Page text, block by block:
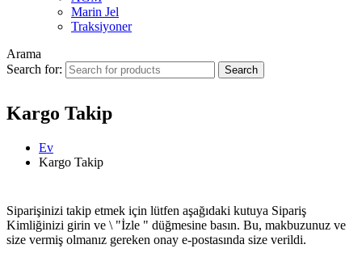
Marin Jel
Traksiyoner
Arama
Search for:
Kargo Takip
Ev
Kargo Takip
Siparişinizi takip etmek için lütfen aşağıdaki kutuya Sipariş
Kimliğinizi girin ve \ "İzle " düğmesine basın. Bu, makbuzunuz ve
size vermiş olmanız gereken onay e-postasında size verildi.